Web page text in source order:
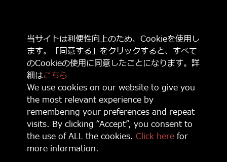
当サイトは利便性向上のため、Cookieを使用し
ます。「同意する」をクリックすると、すべて
のCookieの使用に同意したことになります。詳
細はこちら
We use cookies on our website to give you
the most relevant experience by
remembering your preferences and repeat
visits. By clicking “Accept”, you consent to
the use of ALL the cookies. Click here for
more information.
公式SNSをフォローして 最新情報をゲット
しよう！
© 2021 Game Source Entertainment All Right Reserved
”, “PlayStation, “ ” and “
” are registered trademarks or
trademarks of Sony Interactive Entertainment Inc.
Nintendo Switch is a trademark of Nintendo.
Microsoft, Xbox, Xbox Live, the Xbox logos, and/or other Microsoft
products referenced herein are either trademarks or registered